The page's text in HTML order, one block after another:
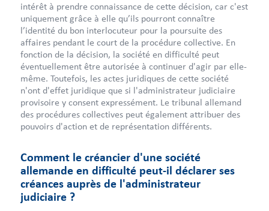
intérêt à prendre connaissance de cette décision, car c'est
uniquement grâce à elle qu’ils pourront connaître
l’identité du bon interlocuteur pour la poursuite des
affaires pendant le court de la procédure collective. En
fonction de la décision, la société en difficulté peut
éventuellement être autorisée à continuer d'agir par elle-
même. Toutefois, les actes juridiques de cette société
n'ont d'effet juridique que si l'administrateur judiciaire
provisoire y consent expressément. Le tribunal allemand
des procédures collectives peut également attribuer des
pouvoirs d'action et de représentation différents.
Comment le créancier d'une société
allemande en difficulté peut-il déclarer ses
créances auprès de l'administrateur
judiciaire ?